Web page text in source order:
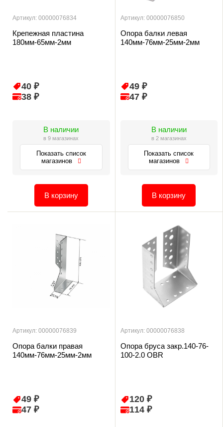
Артикул: 00000076834
Крепежная пластина
180мм-65мм-2мм
40 ₽
38 ₽
В наличии
в 9 магазинах
Показать список
магазинов
В корзину
Артикул: 00000076850
Опора балки левая
140мм-76мм-25мм-2мм
49 ₽
47 ₽
В наличии
в 2 магазинах
Показать список
магазинов
В корзину
Артикул: 00000076839
Опора балки правая
140мм-76мм-25мм-2мм
49 ₽
47 ₽
Артикул: 00000076838
Опора бруса закр.140-76-
100-2.0 OBR
120 ₽
114 ₽